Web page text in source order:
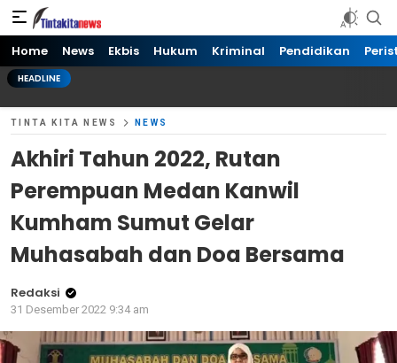
Tinta kita News
Informasi Terkini
Home News Ekbis Hukum Kriminal Pendidikan
HEADLINE
TINTA KITA NEWS NEWS
Akhiri Tahun 2022, Rutan
Perempuan Medan Kanwil
Kumham Sumut Gelar
Muhasabah dan Doa Bersama
Redaksi
31 Desember 2022 9:34 am